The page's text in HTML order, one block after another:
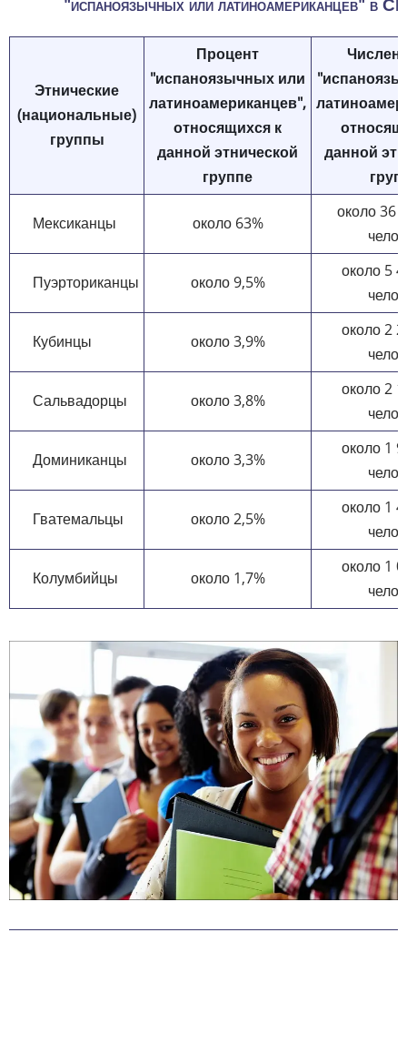
Этнические
(национальные)
группы
Процент
"испаноязычных или
латиноамериканцев",
относящихся к
данной этнической
группе
данной
Мексиканцы около 63%
около 36
Пуэрториканцы около 9,5%
около 5
Кубинцы около 3,9%
около 2
Сальвадорцы около 3,8%
около 2
Доминиканцы около 3,3%
около 1
Гватемальцы около 2,5%
около 1
Колумбийцы около 1,7%
около 1